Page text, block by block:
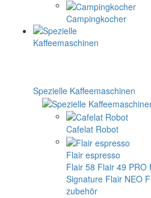
Campingkocher
Spezielle Kaffeemaschinen
Cafelat Robot
Flair espresso
Flair 58 Flair 49 PRO
Signature Flair NEO
zubehör